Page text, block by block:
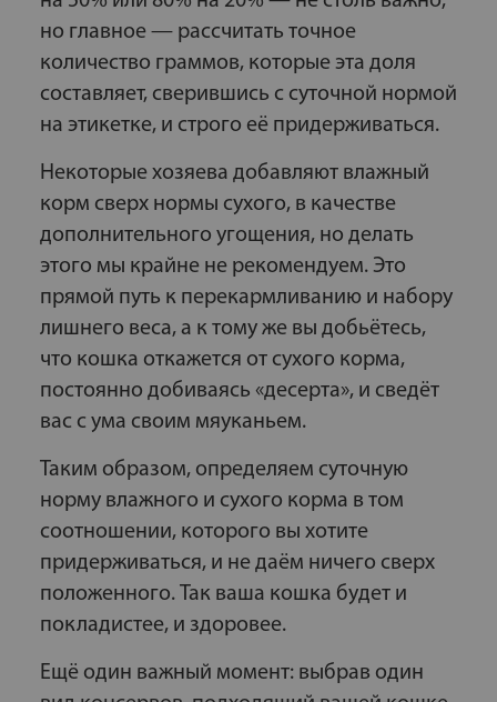
но главное — рассчитать точное
количество граммов, которые эта доля
составляет, сверившись с суточной нормой
на этикетке, и строго её придерживаться.
Некоторые хозяева добавляют влажный
корм сверх нормы сухого, в качестве
дополнительного угощения, но делать
этого мы крайне не рекомендуем. Это
прямой путь к перекармливанию и набору
лишнего веса, а к тому же вы добьётесь,
что кошка откажется от сухого корма,
постоянно добиваясь «десерта», и сведёт
вас с ума своим мяуканьем.
Таким образом, определяем суточную
норму влажного и сухого корма в том
соотношении, которого вы хотите
придерживаться, и не даём ничего сверх
положенного. Так ваша кошка будет и
покладистее, и здоровее.
Ещё один важный момент: выбрав один